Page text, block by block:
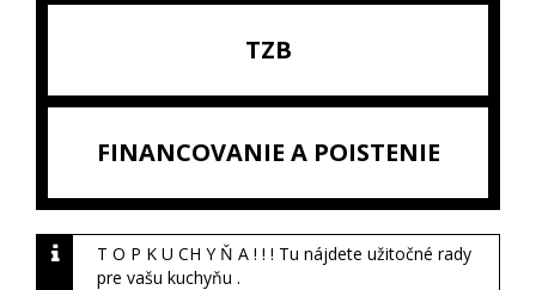
TZB
FINANCOVANIE A POISTENIE
T O P K U CH Y Ň A ! ! ! Tu nájdete užitočné rady
pre vašu kuchyňu .